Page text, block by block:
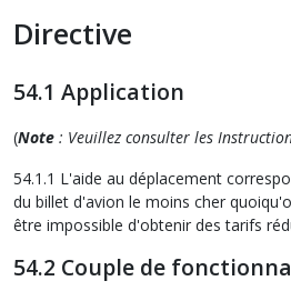
Directive
54.1 Application
(Note : Veuillez consulter les
54.1.1 L'aide au déplacement
du billet d'avion le moins cher
être impossible d'obtenir des tarifs
54.2 Couple de